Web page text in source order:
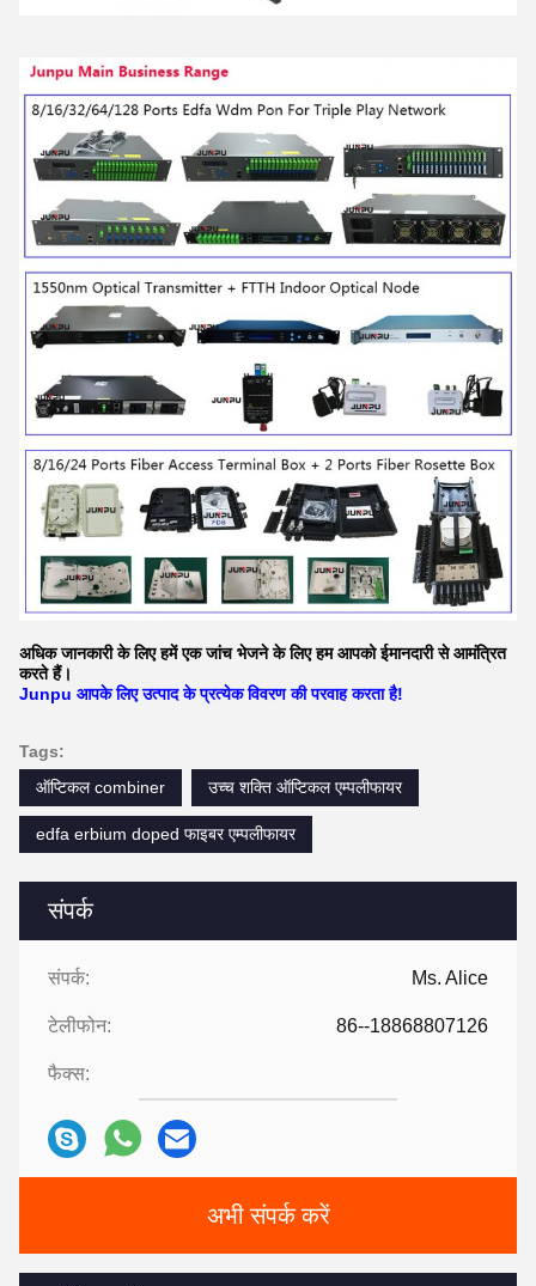
संपर्क
संपर्क: Ms. Alice
टेलीफोन: 86--18868807126
फैक्स:
अभी संपर्क करें
अधिक जानकारी के लिए हमें एक जांच भेजने के लिए हम आपको ईमानदारी से आमंत्रित
करते हैं।
Junpu आपके लिए उत्पाद के प्रत्येक विवरण की परवाह करता है!
Tags:
ऑप्टिकल combiner
उच्च शक्ति ऑप्टिकल एम्पलीफायर
edfa erbium doped फाइबर एम्पलीफायर